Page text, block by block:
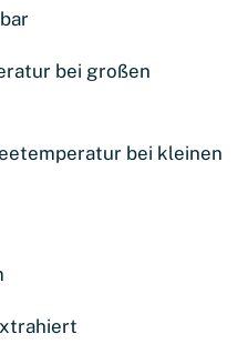
bei großen
bei kleinen